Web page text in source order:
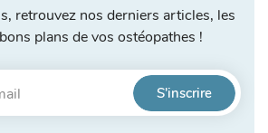
retrouvez nos derniers articles, les
plans de vos ostéopathes !